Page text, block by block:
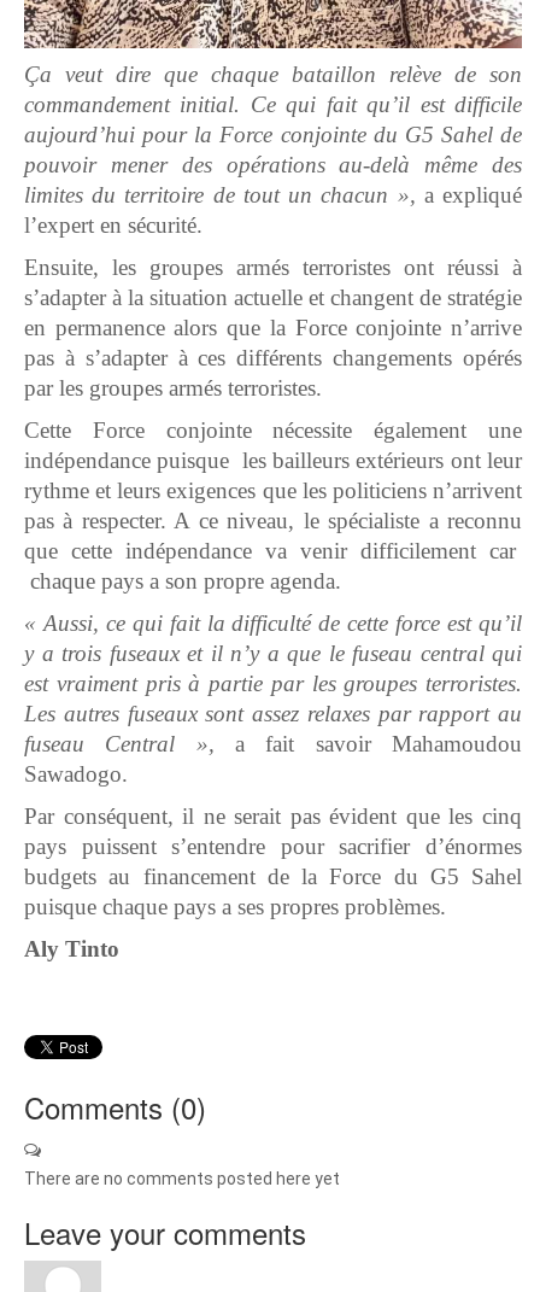
Ça veut dire que chaque bataillon relève de son
commandement initial. Ce qui fait qu’il est difficile
aujourd’hui pour la Force conjointe du G5 Sahel de
pouvoir mener des opérations au-delà même des
limites du territoire de tout un chacun », a expliqué
l’expert en sécurité.
Ensuite, les groupes armés terroristes ont réussi à
s’adapter à la situation actuelle et changent de stratégie
en permanence alors que la Force conjointe n’arrive
pas à s’adapter à ces différents changements opérés
par les groupes armés terroristes.
Cette Force conjointe nécessite également une
indépendance puisque les bailleurs extérieurs ont leur
rythme et leurs exigences que les politiciens n’arrivent
pas à respecter. A ce niveau, le spécialiste a reconnu
que cette indépendance va venir difficilement car
chaque pays a son propre agenda.
« Aussi, ce qui fait la difficulté de cette force est qu’il
y a trois fuseaux et il n’y a que le fuseau central qui
est vraiment pris à partie par les groupes terroristes.
Les autres fuseaux sont assez relaxes par rapport au
fuseau Central », a fait savoir Mahamoudou
Sawadogo.
Par conséquent, il ne serait pas évident que les cinq
pays puissent s’entendre pour sacrifier d’énormes
budgets au financement de la Force du G5 Sahel
puisque chaque pays a ses propres problèmes.
Aly Tinto
Comments (0)
There are no comments posted here yet
Leave your comments